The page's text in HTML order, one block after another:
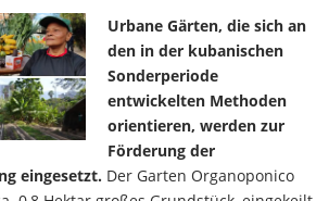
Urbane Gärten, die sich an
den in der kubanischen
Sonderperiode
entwickelten Methoden
orientieren, werden zur
Förderung der
eingesetzt. Der Garten Organoponico